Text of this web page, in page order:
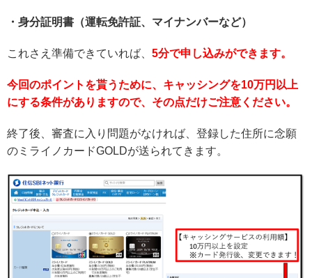
・身分証明書（運転免許証、マイナンバーなど）
これさえ準備できていれば、 5分で申し込みができます。
今回のポイントを貰うために、キャッシングを10万円以上
にする条件がありますので、その点だけご注意ください。
終了後、審査に入り問題がなければ、登録した住所に念願
のミライノカードGOLDが送られてきます。